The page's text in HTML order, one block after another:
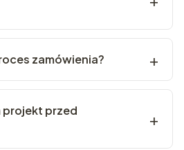
zamówienia?
projekt przed